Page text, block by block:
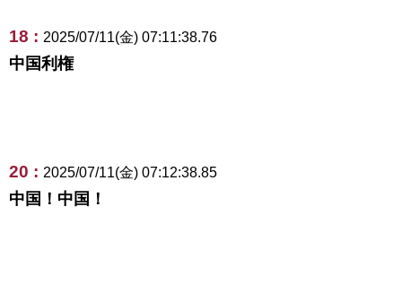
18 : 2025/07/11(金) 07:11:38.76
中国利権
20 : 2025/07/11(金) 07:12:38.85
中国！中国！